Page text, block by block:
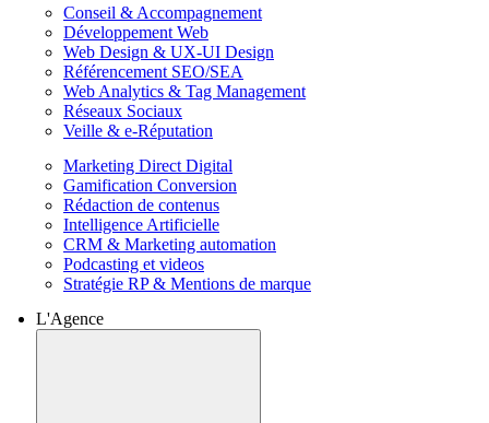
Conseil & Accompagnement
Développement Web
Web Design & UX-UI Design
Référencement SEO/SEA
Web Analytics & Tag Management
Réseaux Sociaux
Veille & e-Réputation
Marketing Direct Digital
Gamification Conversion
Rédaction de contenus
Intelligence Artificielle
CRM & Marketing automation
Podcasting et videos
Stratégie RP & Mentions de marque
L'Agence